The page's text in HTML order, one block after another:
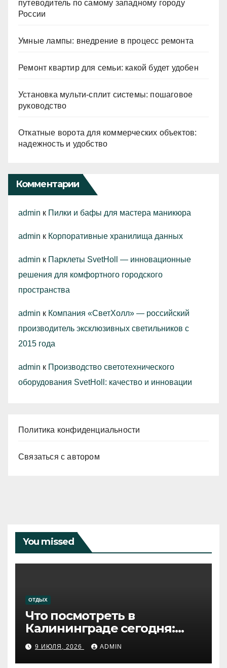
путеводитель по самому западному городу
России
Умные лампы: внедрение в процесс ремонта
Ремонт квартир для семьи: какой будет удобен
Установка мульти-сплит системы: пошаговое
руководство
Откатные ворота для коммерческих объектов:
надежность и удобство
Комментарии
admin к Пилки и бафы для мастера маникюра
admin к Корпоративные хранилища данных
admin к Парклеты SvetHoll — инновационные
решения для комфортного городского
пространства
admin к Компания «СветХолл» — российский
производитель эксклюзивных светильников с
2015 года
admin к Производство светотехнического
оборудования SvetHoll: качество и инновации
Политика конфиденциальности
Связаться с автором
You missed
ОТДЫХ
Что посмотреть в
Калининграде сегодня:
путеводитель по самому
западному городу России
9 ИЮЛЯ, 2026 ADMIN